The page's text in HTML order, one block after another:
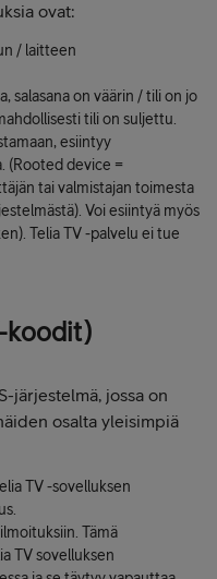
ovat:
/ laitteen
salasana on väärin / tili on jo
tili on suljettu.
esiintyy
(Rooted device =
tai valmistajan toimesta
Voi esiintyä myös
Telia TV -palvelu ei tue
koodit)
järjestelmä, jossa on
osalta yleisimpiä
TV -sovelluksen
Tämä
TV sovelluksen